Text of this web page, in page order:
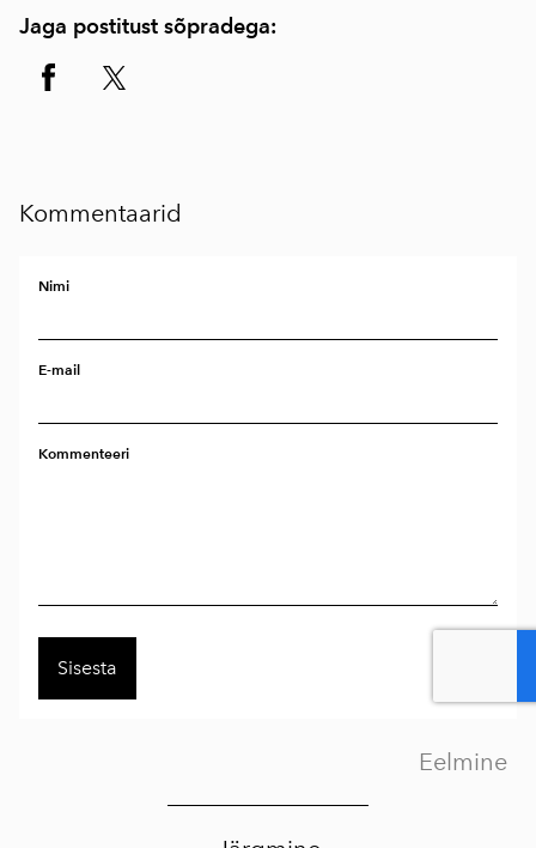
Jaga postitust sõpradega:
Kommentaarid
Nimi
E-mail
Kommenteeri
Eelmine